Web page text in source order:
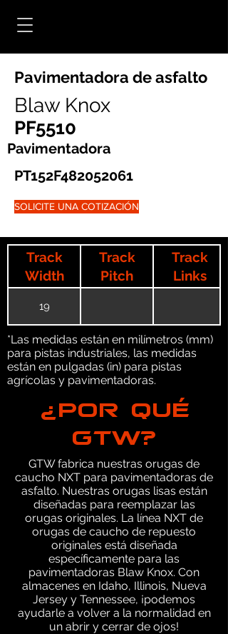
Pavimentadora de asfalto
Blaw Knox
PF5510
Pavimentadora
PT152F482052061
SOLICITE UNA COTIZACIÓN
Track
Width
Track
Pitch
Track
Links
19
*Las medidas están en milímetros (mm)
para pistas industriales, las medidas
están en pulgadas (in) para pistas
agrícolas y pavimentadoras.
¿POR QUÉ
GTW?
GTW fabrica nuestras orugas de
caucho NXT para pavimentadoras de
asfalto. Nuestras orugas lisas están
diseñadas para reemplazar las
orugas originales. La línea NXT de
orugas de caucho de repuesto
originales está diseñada
específicamente para las
pavimentadoras Blaw Knox. Con
almacenes en Idaho, Illinois, Nueva
Jersey y Tennessee, ¡podemos
ayudarle a volver a la normalidad en
un abrir y cerrar de ojos!